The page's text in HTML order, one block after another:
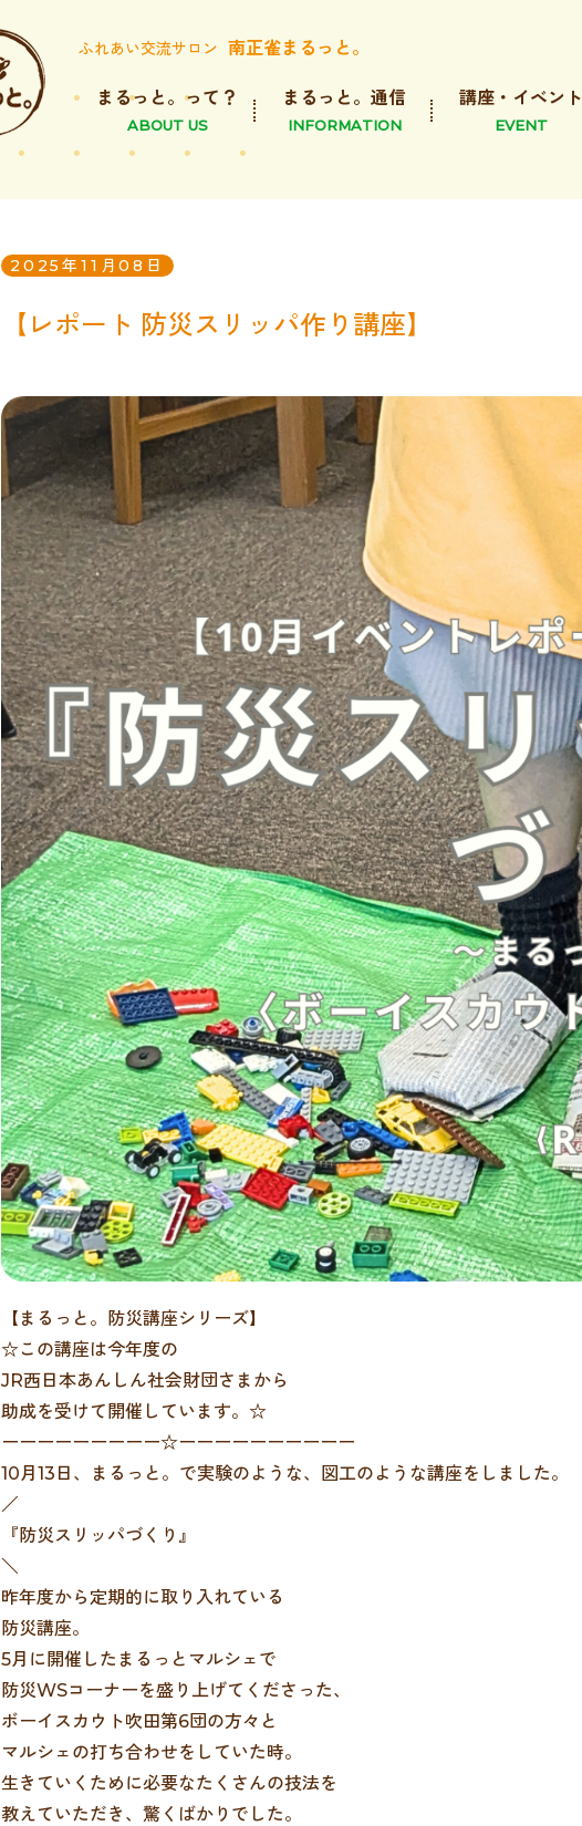
ふれあい交流サロン 南正雀まるっと。
まるっと。って？
ABOUT US
まるっと。通信
INFORMATION
講座・イベント
EVENT
2025年11月08日
【レポート 防災スリッパ作り講座】
【まるっと。防災講座シリーズ】
☆この講座は今年度の
JR西日本あんしん社会財団さまから
助成を受けて開催しています。☆
ーーーーーーーーー☆ーーーーーーーーーー
10月13日、まるっと。で実験のような、図工のような講座をしました。
／
『防災スリッパづくり』
＼
昨年度から定期的に取り入れている
防災講座。
5月に開催したまるっとマルシェで
防災WSコーナーを盛り上げてくださった、
ボーイスカウト吹田第6団の方々と
マルシェの打ち合わせをしていた時。
生きていくために必要なたくさんの技法を
教えていただき、驚くばかりでした。